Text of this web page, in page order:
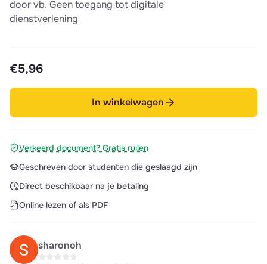
door vb. Geen toegang tot digitale
dienstverlening
€5,96
In winkelwagen
Verkeerd document? Gratis ruilen
Geschreven door studenten die geslaagd zijn
Direct beschikbaar na je betaling
Online lezen of als PDF
sharonoh